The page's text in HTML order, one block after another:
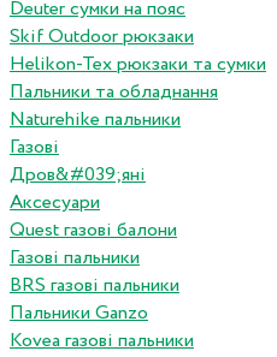
Deuter сумки на пояс
Skif Outdoor рюкзаки
Helikon-Tex рюкзаки та сумки
Пальники та обладнання
Naturehike пальники
Газові
Дров&#039;яні
Аксесуари
Quest газові балони
Газові пальники
BRS газові пальники
Пальники Ganzo
Kovea газові пальники